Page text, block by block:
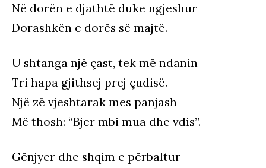
Në dorën e djathtë duke ngjeshur
Dorashkën e dorës së majtë.
U shtanga një çast, tek më ndanin
Tri hapa gjithsej prej çudisë.
Një zë vjeshtarak mes panjash
Më thosh: “Bjer mbi mua dhe vdis”.
Gënjyer dhe shqim e përbaltur